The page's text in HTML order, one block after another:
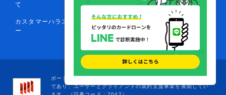
て
反社会的勢力排除ポリシー
カスタマーハラスメントポリシ
ー
お問い合わせ
運営会社情報